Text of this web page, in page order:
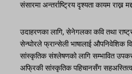
संसारमा अन्तर्राष्ट्रिय दृश्यता कायम राख्न
उदाहरणका लागि, सेनेगलका कवि तथा
सेन्घोरले फ्रान्सेली भाषालाई औपनिवेशिक
सांस्कृतिक संश्लेषणको लागि सम्भावित
अफ्रिकी सांस्कृतिक पहिचानसँग